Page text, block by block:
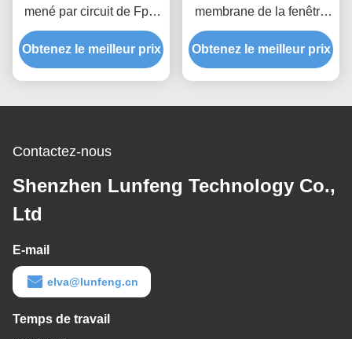
mené par circuit de Fpc,
clavier numérique
extérieur mat de contact à
membrane
Obtenez le meilleur prix
membrane de la fenêtre
LED d'affichage à
cristaux liquides, contact
à membrane mené par
Obtenez le meilleur prix
Contactez-nous
Shenzhen Lunfeng Technology Co.,
Ltd
E-mail
elva@lunfeng.cn
Temps de travail